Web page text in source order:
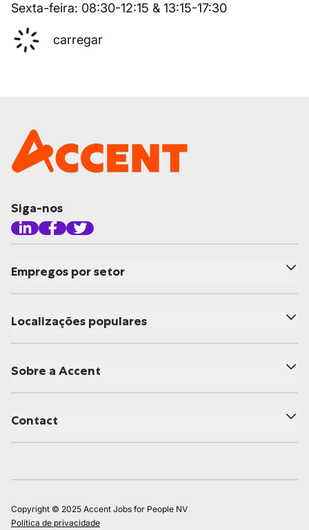
Sexta-feira: 08:30-12:15 & 13:15-17:30
carregar
Siga-nos
Empregos por setor
Localizações populares
Sobre a Accent
Contact
Copyright © 2025 Accent Jobs for People NV
Política de privacidade